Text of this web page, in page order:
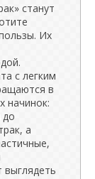
станут
Их
с легким
в
начинок:
до
а